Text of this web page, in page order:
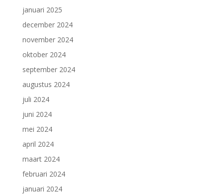
januari 2025
december 2024
november 2024
oktober 2024
september 2024
augustus 2024
juli 2024
juni 2024
mei 2024
april 2024
maart 2024
februari 2024
januari 2024